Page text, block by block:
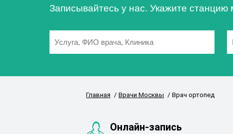
Записывайтесь у нас. Укажите станцию
Главная Врачи Москвы Врач ортопед
Онлайн-запись